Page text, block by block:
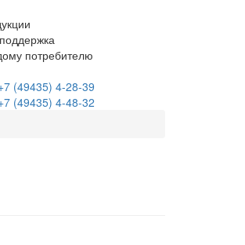
потребителю
(49435) 4-28-39
(49435) 4-48-32